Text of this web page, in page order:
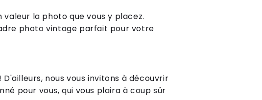
la photo que vous y placez.
photo vintage parfait pour votre
nous vous invitons à découvrir
pour vous, qui vous plaira à coup sûr